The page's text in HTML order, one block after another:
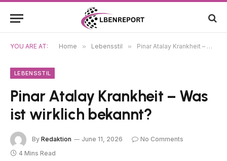
YOU ARE AT: Home » Lebensstil » Pinar Atalay Krankheit – Was ist wirklich bekannt?
LEBENSSTIL
Pinar Atalay Krankheit – Was
ist wirklich bekannt?
By Redaktion June 11, 2026
No Comments
4 Mins Read